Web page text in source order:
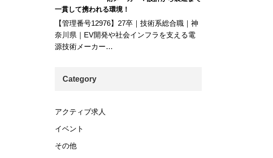
一貫して携われる環境！
【管理番号12976】27卒｜技術系総合職｜神
奈川県｜EV開発や社会インフラを支える電
源技術メーカー…
Category
アクティブ求人
イベント
その他